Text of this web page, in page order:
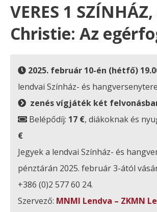
VERES 1
Christie: Az
2025. február 10-én (hétfő)
lendvai Színház- és
zenés vígjáték két
Belépődíj: 17 €, diákoknak és
€
Jegyek a lendvai Színház- és
pénztárán 2025. február 3-ától
+386 (0)2 577 60 24.
Szervező: MNMI Lendva – ZKMN